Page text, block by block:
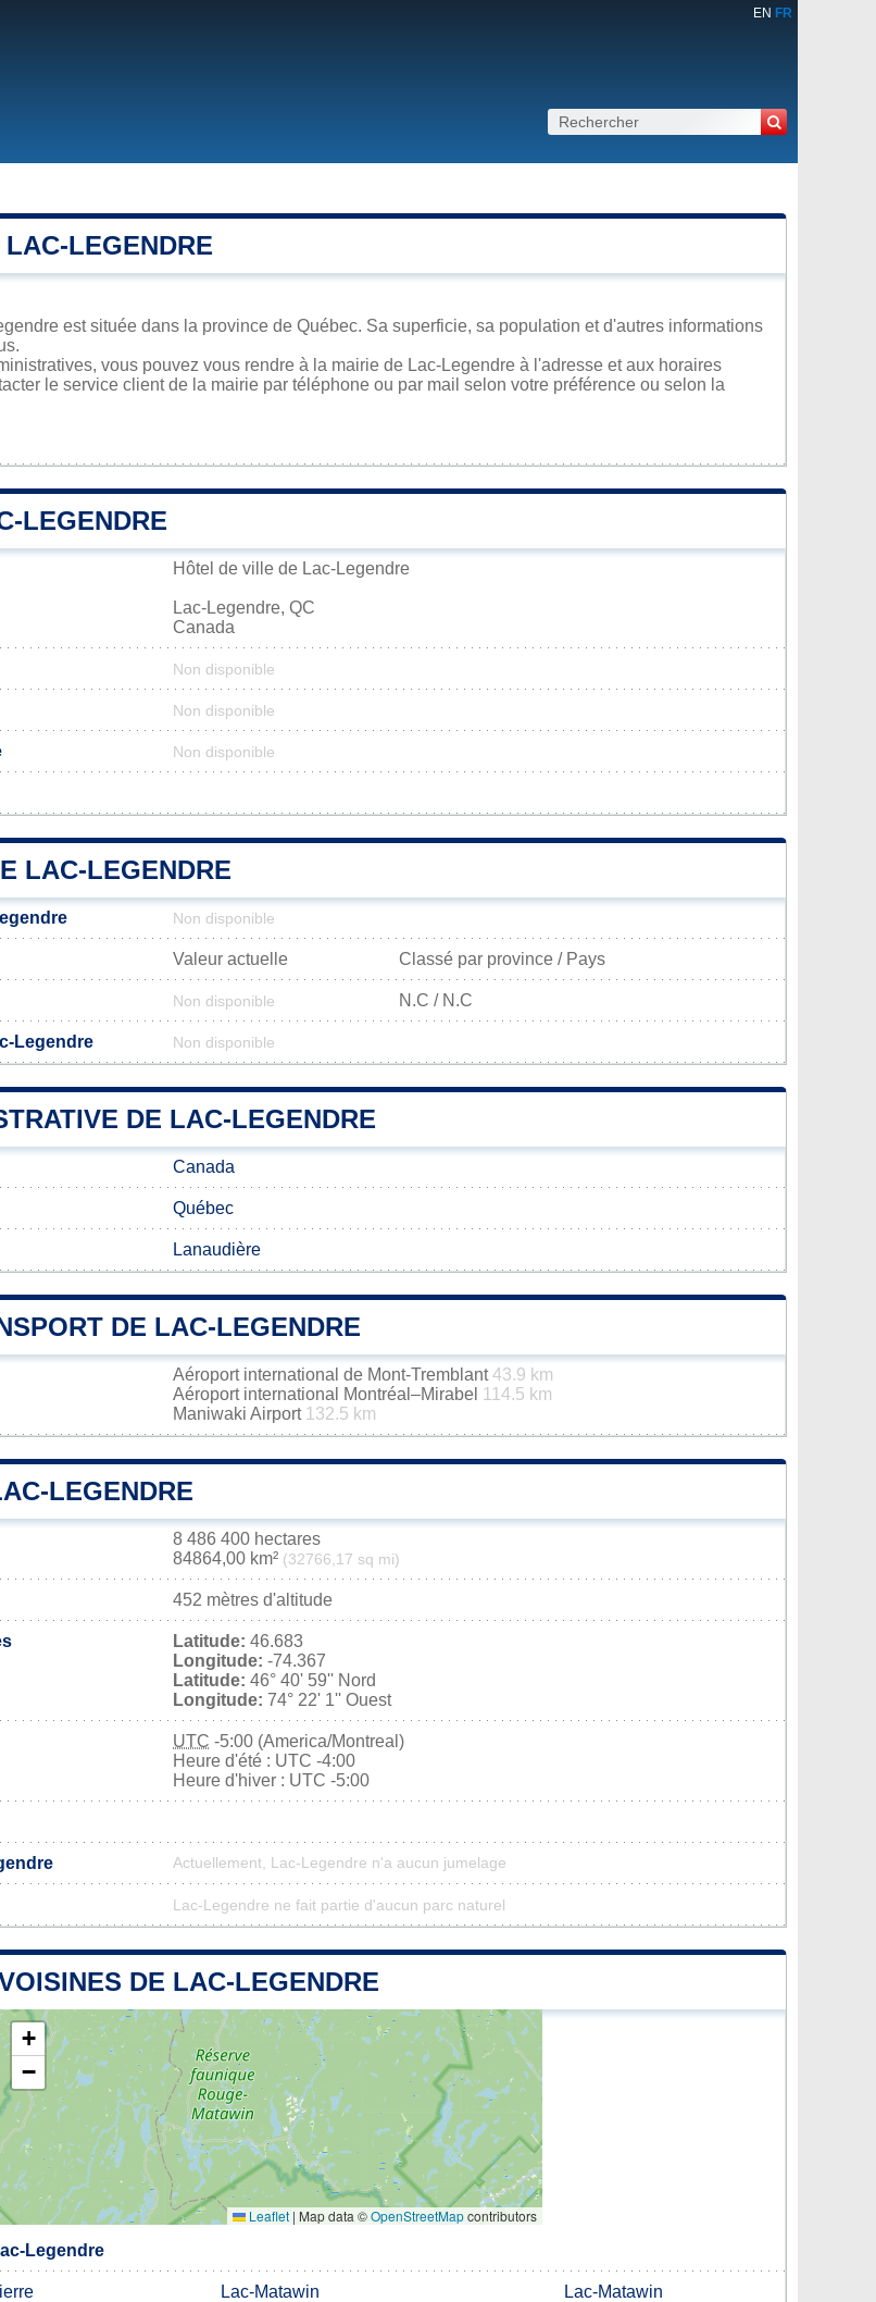
EN FR
LEGENDRE
est située dans la province de Québec. Sa superficie, sa population et d'autres informations
vous pouvez vous rendre à la mairie de Lac-Legendre à l'adresse et aux horaires
le service client de la mairie par téléphone ou par mail selon votre préférence ou selon la
LEGENDRE
Hôtel de ville de Lac-Legendre
Lac-Legendre, QC
Canada
Non disponible
Non disponible
Non disponible
LAC-LEGENDRE
Non disponible
Valeur actuelle Classé par province / Pays
Non disponible N.C / N.C
Legendre Non disponible
DE LAC-LEGENDRE
Canada
Québec
Lanaudière
DE LAC-LEGENDRE
Aéroport international de Mont-Tremblant43.9 km
Aéroport international Montréal–Mirabel 114.5 km
Maniwaki Airport 132.5 km
LEGENDRE
8 486 400 hectares
84864,00 km² (32766,17 sq mi)
452 mètres d'altitude
Latitude: 46.683
Longitude: -74.367
Latitude: 46° 40' 59'' Nord
Longitude: 74° 22' 1'' Ouest
UTC -5:00 (America/Montreal)
Heure d'été : UTC -4:00
Heure d'hiver : UTC -5:00
Actuellement, Lac-Legendre n'a aucun jumelage
Lac-Legendre ne fait partie d'aucun parc naturel
DE LAC-LEGENDRE
+
−
Leaflet | Map data ©OpenStreetMapcontributors
Legendre
Lac-Matawin Lac-Matawin